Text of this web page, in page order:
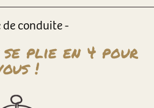
de conduite -
se plie en 4 pour
!